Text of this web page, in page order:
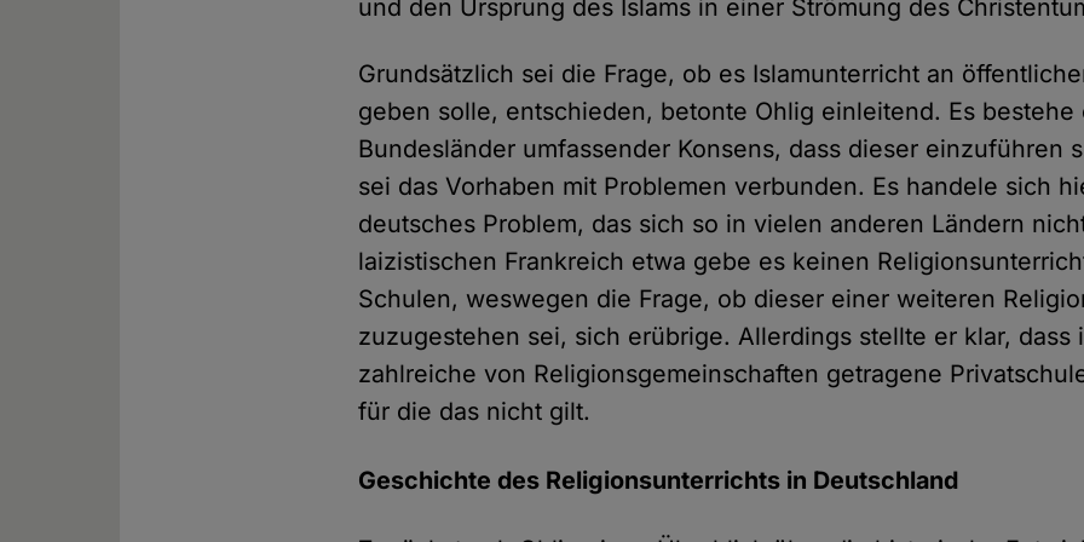
und den Ursprung des Islams in einer Strömung des
Grundsätzlich sei die Frage, ob es Islamunterricht an
geben solle, entschieden, betonte Ohlig einleitend. Es bestehe
Bundesländer umfassender Konsens, dass dieser einzuführen
sei das Vorhaben mit Problemen verbunden. Es handele sich
deutsches Problem, das sich so in vielen anderen Ländern
laizistischen Frankreich etwa gebe es keinen
Schulen, weswegen die Frage, ob dieser einer weiteren
zuzugestehen sei, sich erübrige. Allerdings stellte er klar, dass
zahlreiche von Religionsgemeinschaften getragene
für die das nicht gilt.
Geschichte des Religionsunterrichts in Deutschland